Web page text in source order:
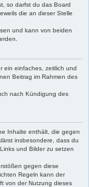
so darfst du das Board
die an dieser Stelle
und kann von beiden
ein einfaches, zeitlich und
Beitrag im Rahmen des
nach Kündigung des
Inhalte enthält, die gegen
insbesondere, dass du
und Bilder zu setzen
gegen diese
Regeln kann der
von der Nutzung dieses